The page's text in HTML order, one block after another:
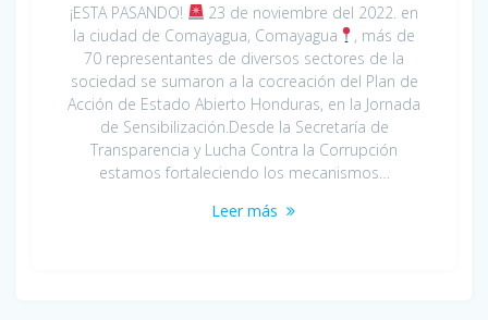
¡ESTA PASANDO!
23 de noviembre del 2022. en
la ciudad de Comayagua, Comayagua
, más de
70 representantes de diversos sectores de la
sociedad se sumaron a la cocreación del Plan de
Acción de Estado Abierto Honduras, en la Jornada
de Sensibilización.Desde la Secretaría de
Transparencia y Lucha Contra la Corrupción
estamos fortaleciendo los mecanismos…
Leer más